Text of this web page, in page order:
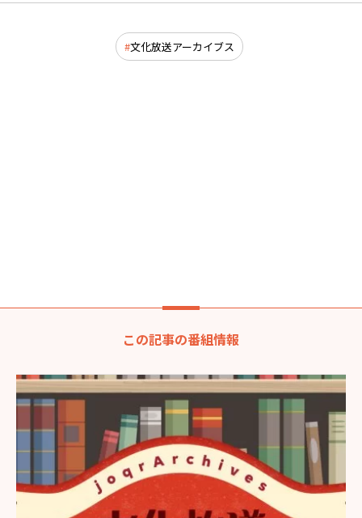
文化放送アーカイブス
この記事の番組情報